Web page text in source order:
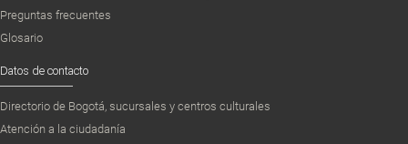
Preguntas frecuentes
Glosario
Datos de contacto
Directorio de Bogotá, sucursales y centros culturales
Atención a la ciudadanía